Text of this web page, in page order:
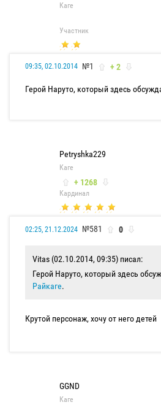
Каге
Участник
09:35, 02.10.2014 №1 + 2
Герой Наруто, который здесь
Petryshka229
Каге
+ 1268
Кардинал
02:25, 21.12.2024 №581 0
Vitas (02.10.2014, 09:35) писал:
Герой Наруто, который здесь
Райкаге.
Крутой персонаж, хочу от него детей
GGND
Каге